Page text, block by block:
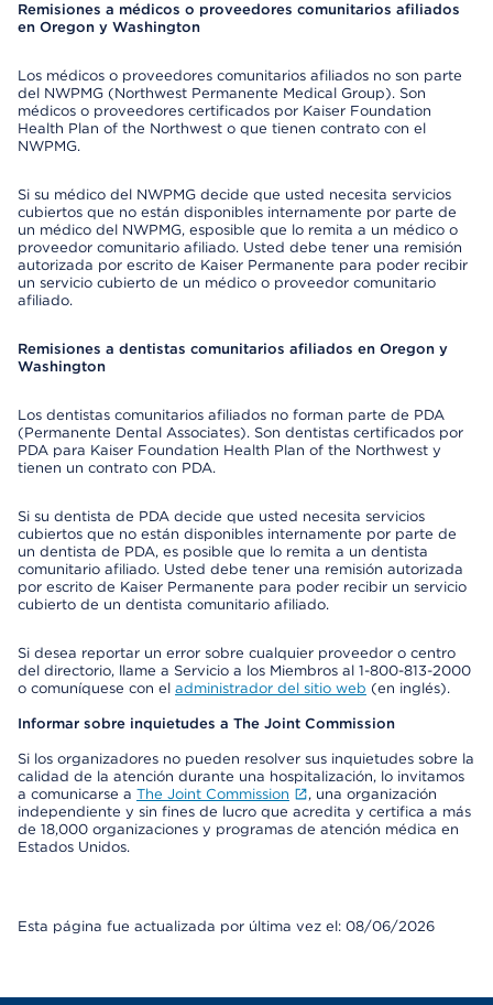
Remisiones a médicos o proveedores comunitarios afiliados
en Oregon y Washington
Los médicos o proveedores comunitarios afiliados no son parte
del NWPMG (Northwest Permanente Medical Group). Son
médicos o proveedores certificados por Kaiser Foundation
Health Plan of the Northwest o que tienen contrato con el
NWPMG.
Si su médico del NWPMG decide que usted necesita servicios
cubiertos que no están disponibles internamente por parte de
un médico del NWPMG, esposible que lo remita a un médico o
proveedor comunitario afiliado. Usted debe tener una remisión
autorizada por escrito de Kaiser Permanente para poder recibir
un servicio cubierto de un médico o proveedor comunitario
afiliado.
Remisiones a dentistas comunitarios afiliados en Oregon y
Washington
Los dentistas comunitarios afiliados no forman parte de PDA
(Permanente Dental Associates). Son dentistas certificados por
PDA para Kaiser Foundation Health Plan of the Northwest y
tienen un contrato con PDA.
Si su dentista de PDA decide que usted necesita servicios
cubiertos que no están disponibles internamente por parte de
un dentista de PDA, es posible que lo remita a un dentista
comunitario afiliado. Usted debe tener una remisión autorizada
por escrito de Kaiser Permanente para poder recibir un servicio
cubierto de un dentista comunitario afiliado.
Si desea reportar un error sobre cualquier proveedor o centro
del directorio, llame a Servicio a los Miembros al 1-800-813-2000
o comuníquese con el administrador del sitio web (en inglés).
Informar sobre inquietudes a The Joint Commission
Si los organizadores no pueden resolver sus inquietudes sobre la
calidad de la atención durante una hospitalización, lo invitamos
a comunicarse a The Joint Commission
, una organización
independiente y sin fines de lucro que acredita y certifica a más
de 18,000 organizaciones y programas de atención médica en
Estados Unidos.
Esta página fue actualizada por última vez el: 08/06/2026